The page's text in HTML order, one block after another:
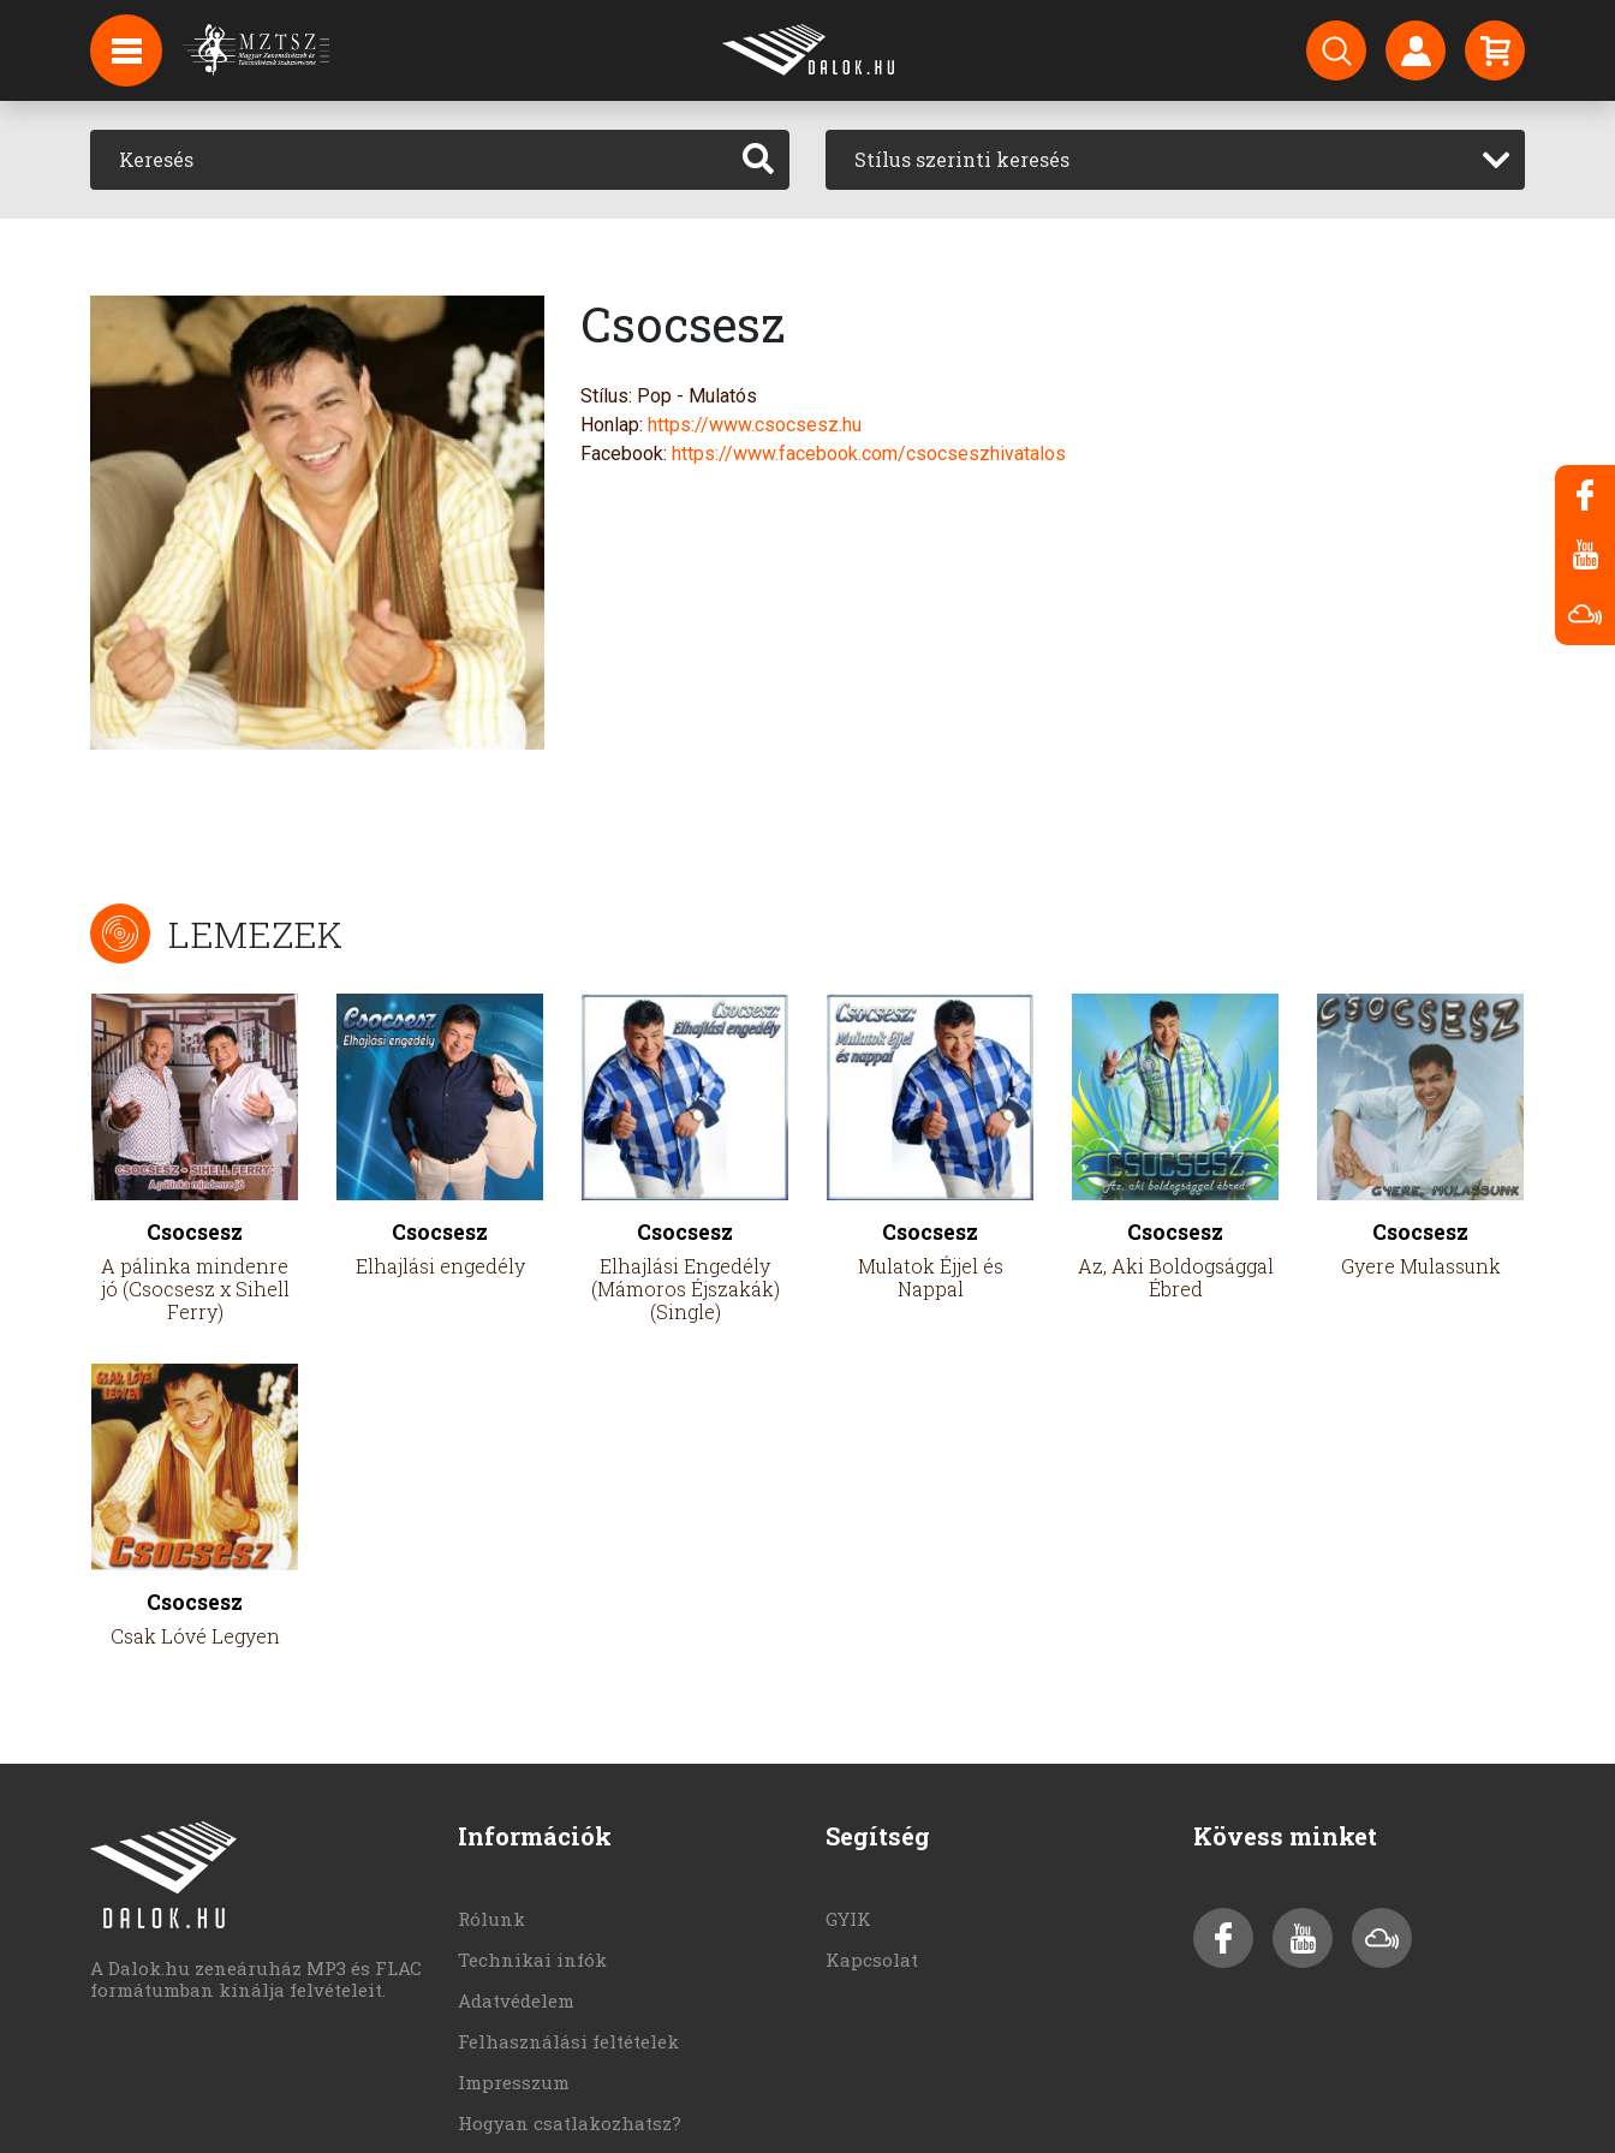
HÍREK
HÍRLEVÉL FELIRATKOZÁS
PODCAST Stílus szerinti keresés
Csocsesz
Stílus: Pop - Mulatós
Honlap: https://www.csocsesz.hu
Facebook: https://www.facebook.com/csocseszhivatalos
LEMEZEK
Csocsesz
A pálinka mindenre
jó (Csocsesz x Sihell
Ferry)
Csocsesz
Elhajlási engedély
Csocsesz
Elhajlási Engedély
(Mámoros Éjszakák)
(Single)
Csocsesz
Mulatok Éjjel és
Nappal
Csocsesz
Az, Aki Boldogsággal
Ébred
Csocsesz
Gyere Mulassunk
Csocsesz
Csak Lóvé Legyen
A Dalok.hu zeneáruház MP3 és FLAC
formátumban kínálja felvételeit.
Információk
Rólunk
Technikai infók
Adatvédelem
Felhasználási feltételek
Impresszum
Hogyan csatlakozhatsz?
Segítség
GYIK
Kapcsolat
Kövess minket